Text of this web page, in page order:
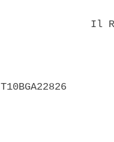
Il